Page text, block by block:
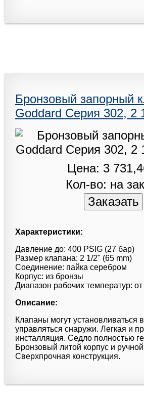
Бронзовый запорный
Goddard Серия 302, 2
Цена: 3
Кол-во: на
Характеристики:
Давление до: 400 PSIG (27 бар)
Размер клапана: 2 1/2" (65 mm)
Соединение: пайка серебром
Корпус: из бронзы
Диапазон рабочих температур:
Описание:
Клапаны могут установливаться
управляться снаружи. Легкая и
инсталляция. Седло полностью
Бронзовый литой корпус и
Сверхпрочная конструкция.